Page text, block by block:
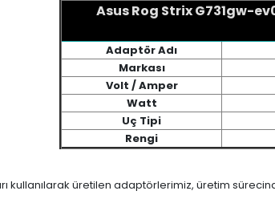
Asus Rog Strix G731gw-
Adaptör Adı
Markası
Volt / Amper
Watt
Uç Tipi
Rengi
kullanılarak üretilen adaptörlerimiz, üretim